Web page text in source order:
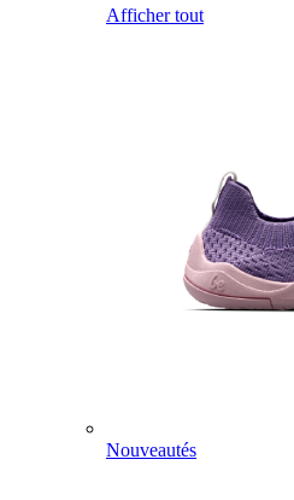
Afficher tout
Nouveautés